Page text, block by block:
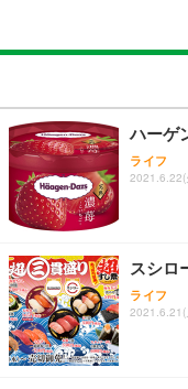
ハーゲ
ライフ
2021.6.22(
スシロ
ライフ
2021.6.21(